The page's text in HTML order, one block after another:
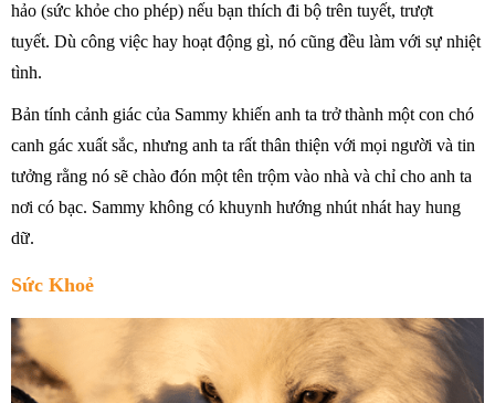
hảo (sức khỏe cho phép) nếu bạn thích đi bộ trên tuyết, trượt
tuyết. Dù công việc hay hoạt động gì, nó cũng đều làm với sự nhiệt
tình.
Bản tính cảnh giác của Sammy khiến anh ta trở thành một con chó
canh gác xuất sắc, nhưng anh ta rất thân thiện với mọi người và tin
tưởng rằng nó sẽ chào đón một tên trộm vào nhà và chỉ cho anh ta
nơi có bạc. Sammy không có khuynh hướng nhút nhát hay hung
dữ.
Sức Khoẻ